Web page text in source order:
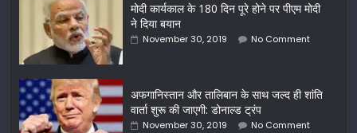
मोदी कार्यकाल के 180 दिन पूरे होने पर पीएम मोदी
ने दिया बयान
November 30, 2019 No Comment
अफगानिस्‍तान और तालिबान के साथ जल्‍द ही शांति
वार्ता शुरू की जाएगी: डोनाल्ड ट्रंप
November 30, 2019 No Comment